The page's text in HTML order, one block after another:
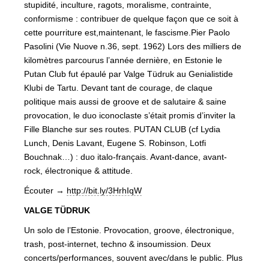
stupidité, inculture, ragots, moralisme, contrainte,
conformisme : contribuer de quelque façon que ce soit à
cette pourriture est,maintenant, le fascisme.Pier Paolo
Pasolini (Vie Nuove n.36, sept. 1962) Lors des milliers de
kilomètres parcourus l’année dernière, en Estonie le
Putan Club fut épaulé par Valge Tüdruk au Genialistide
Klubi de Tartu. Devant tant de courage, de claque
politique mais aussi de groove et de salutaire & saine
provocation, le duo iconoclaste s’était promis d’inviter la
Fille Blanche sur ses routes. PUTAN CLUB (cf Lydia
Lunch, Denis Lavant, Eugene S. Robinson, Lotfi
Bouchnak…) : duo italo-français. Avant-dance, avant-
rock, électronique & attitude.
Écouter → http://bit.ly/3HrhIqW
VALGE TÜDRUK
Un solo de l’Estonie. Provocation, groove, électronique,
trash, post-internet, techno & insoumission. Deux
concerts/performances, souvent avec/dans le public. Plus